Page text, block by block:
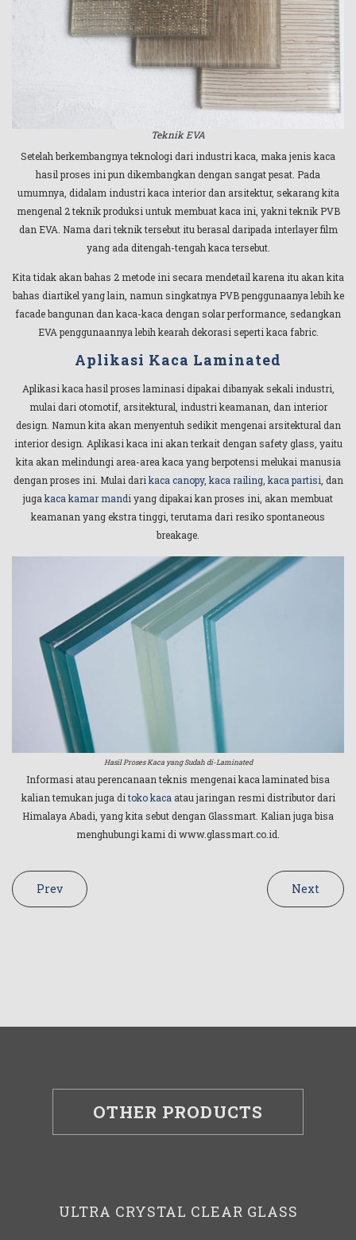
Teknik EVA
Setelah berkembangnya teknologi dari industri kaca, maka jenis kaca
hasil proses ini pun dikembangkan dengan sangat pesat. Pada
umumnya, didalam industri kaca interior dan arsitektur, sekarang kita
mengenal 2 teknik produksi untuk membuat kaca ini, yakni teknik PVB
dan EVA. Nama dari teknik tersebut itu berasal daripada interlayer film
yang ada ditengah-tengah kaca tersebut.
Kita tidak akan bahas 2 metode ini secara mendetail karena itu akan kita
bahas diartikel yang lain, namun singkatnya PVB penggunaanya lebih ke
facade bangunan dan kaca-kaca dengan solar performance, sedangkan
EVA penggunaannya lebih kearah dekorasi seperti kaca fabric.
Aplikasi Kaca Laminated
Aplikasi kaca hasil proses laminasi dipakai dibanyak sekali industri,
mulai dari otomotif, arsitektural, industri keamanan, dan interior
design. Namun kita akan menyentuh sedikit mengenai arsitektural dan
interior design. Aplikasi kaca ini akan terkait dengan safety glass, yaitu
kita akan melindungi area-area kaca yang berpotensi melukai manusia
dengan proses ini. Mulai darikaca canopy, kaca railing, kaca partisi, dan
jugakaca kamar mandiyang dipakai kan proses ini, akan membuat
keamanan yang ekstra tinggi, terutama dari resiko spontaneous
breakage.
Hasil Proses Kaca yang Sudah di-Laminated
Informasi atau perencanaan teknis mengenai kaca laminated bisa
kalian temukan juga ditoko kaca atau jaringan resmi distributor dari
Himalaya Abadi, yang kita sebut dengan Glassmart. Kalian juga bisa
menghubungi kami di www.glassmart.co.id.
Prev Next
OTHER PRODUCTS
ULTRA CRYSTAL CLEAR GLASS